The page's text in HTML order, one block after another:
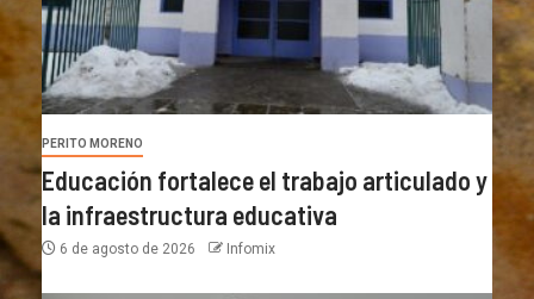
PERITO MORENO
Educación fortalece el trabajo articulado y
la infraestructura educativa
6 de agosto de 2026 Infomix